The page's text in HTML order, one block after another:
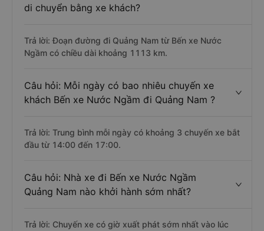
di chuyển bằng xe khách?
Trả lời: Đoạn đường đi Quảng Nam từ Bến xe Nước
Ngầm có chiều dài khoảng 1113 km.
Câu hỏi: Mỗi ngày có bao nhiêu chuyến xe
khách Bến xe Nước Ngầm đi Quảng Nam ?
Trả lời: Trung bình mỗi ngày có khoảng 3 chuyến xe bắt
đầu từ 14:00 đến 17:00.
Câu hỏi: Nhà xe đi Bến xe Nước Ngầm
Quảng Nam nào khởi hành sớm nhất?
Trả lời: Chuyến xe có giờ xuất phát sớm nhất vào lúc